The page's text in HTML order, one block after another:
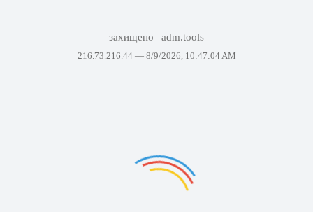
захищено adm.tools
216.73.216.44 — 8/9/2026, 10:47:04 AM